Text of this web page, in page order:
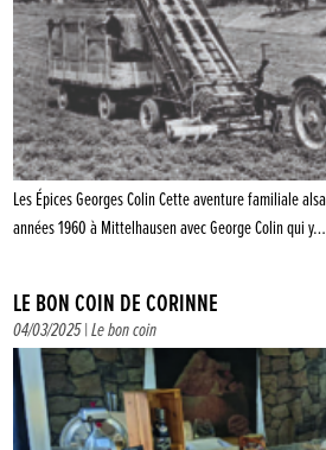
Les Épices Georges Colin Cette aventure familiale
années 1960 à Mittelhausen avec George Colin qui y…
LE BON COIN DE CORINNE
04/03/2025 |Le bon coin